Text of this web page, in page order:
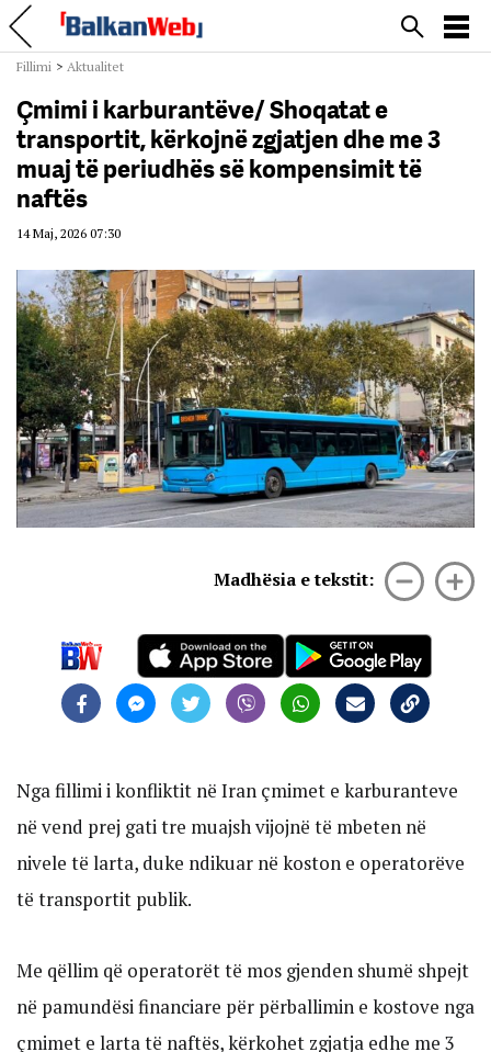
Fillimi > Aktualitet
Çmimi i karburantëve/ Shoqatat e
transportit, kërkojnë zgjatjen dhe me 3
muaj të periudhës së kompensimit të
naftës
14 Maj, 2026 07:30
Madhësia e tekstit:
Nga fillimi i konfliktit në Iran çmimet e karburanteve
në vend prej gati tre muajsh vijojnë të mbeten në
nivele të larta, duke ndikuar në koston e operatorëve
të transportit publik.
Me qëllim që operatorët të mos gjenden shumë shpejt
në pamundësi financiare për përballimin e kostove nga
çmimet e larta të naftës, kërkohet zgjatja edhe me 3